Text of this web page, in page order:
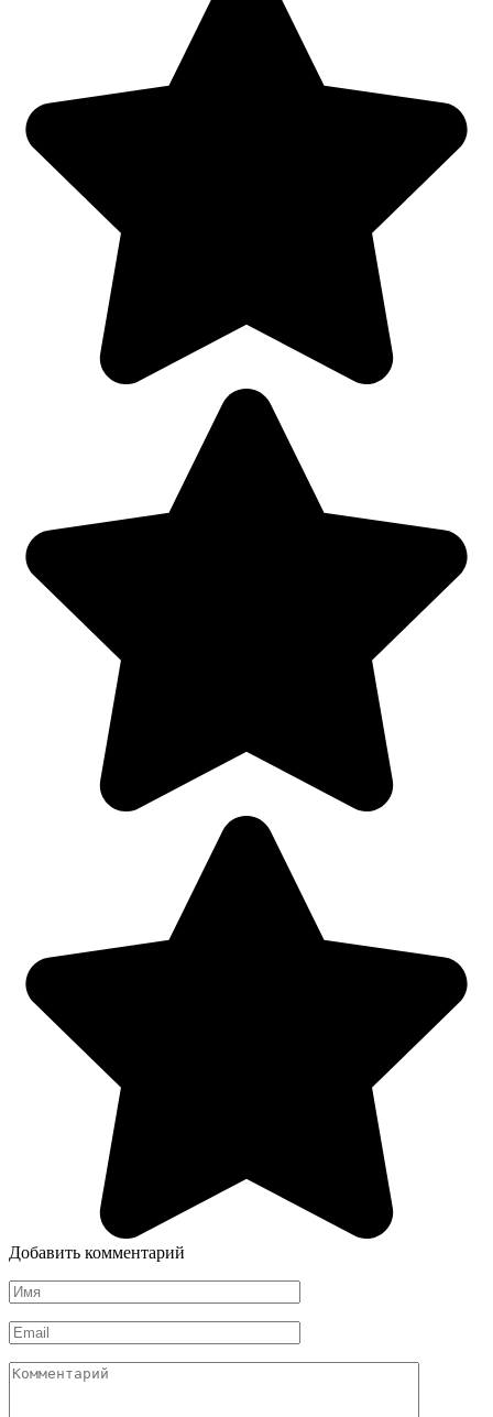
Добавить комментарий
Имя
*
Email
*
Комментарий